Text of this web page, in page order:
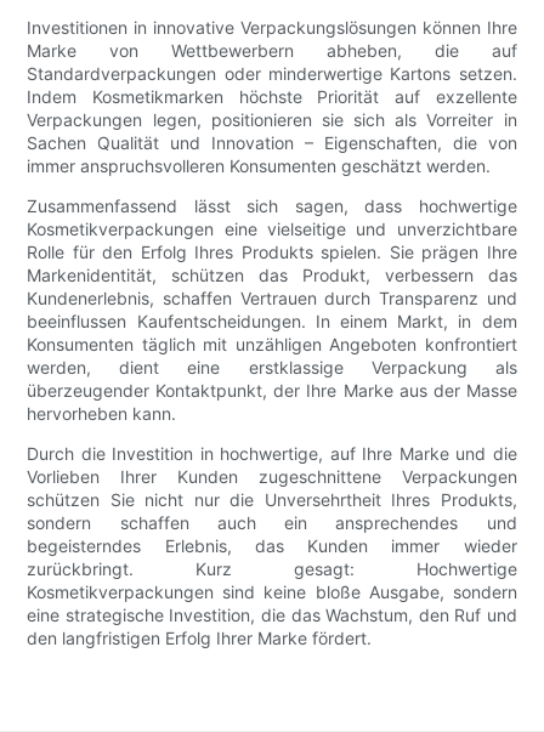
Investitionen in innovative Verpackungslösungen können Ihre
Marke von Wettbewerbern abheben, die auf
Standardverpackungen oder minderwertige Kartons setzen.
Indem Kosmetikmarken höchste Priorität auf exzellente
Verpackungen legen, positionieren sie sich als Vorreiter in
Sachen Qualität und Innovation – Eigenschaften, die von
immer anspruchsvolleren Konsumenten geschätzt werden.
Zusammenfassend lässt sich sagen, dass hochwertige
Kosmetikverpackungen eine vielseitige und unverzichtbare
Rolle für den Erfolg Ihres Produkts spielen. Sie prägen Ihre
Markenidentität, schützen das Produkt, verbessern das
Kundenerlebnis, schaffen Vertrauen durch Transparenz und
beeinflussen Kaufentscheidungen. In einem Markt, in dem
Konsumenten täglich mit unzähligen Angeboten konfrontiert
werden, dient eine erstklassige Verpackung als
überzeugender Kontaktpunkt, der Ihre Marke aus der Masse
hervorheben kann.
Durch die Investition in hochwertige, auf Ihre Marke und die
Vorlieben Ihrer Kunden zugeschnittene Verpackungen
schützen Sie nicht nur die Unversehrtheit Ihres Produkts,
sondern schaffen auch ein ansprechendes und
begeisterndes Erlebnis, das Kunden immer wieder
zurückbringt. Kurz gesagt: Hochwertige
Kosmetikverpackungen sind keine bloße Ausgabe, sondern
eine strategische Investition, die das Wachstum, den Ruf und
den langfristigen Erfolg Ihrer Marke fördert.